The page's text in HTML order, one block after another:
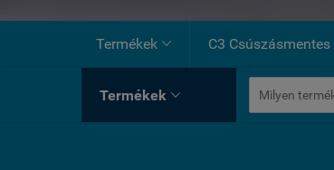
Termékek  C3
Termékek 